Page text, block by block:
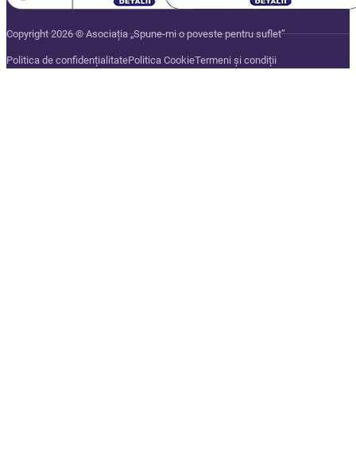
Copyright 2026 © Asociația „Spune-mi o poveste pentru suflet”
Politica de confidențialitatePolitica CookieTermeni și condiții